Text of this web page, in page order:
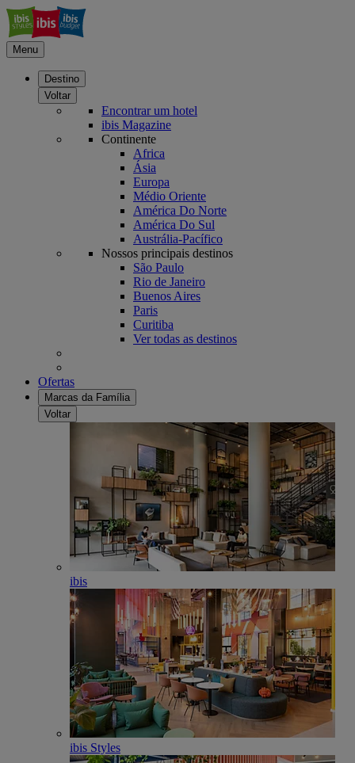
Menu
Destino
Voltar
Encontrar um hotel
ibis Magazine
Continente
Africa
Ásia
Europa
Médio Oriente
América Do Norte
América Do Sul
Austrália-Pacífico
Nossos principais destinos
São Paulo
Rio de Janeiro
Buenos Aires
Paris
Curitiba
Ver todas as destinos
Ofertas
Marcas da Família
Voltar
ibis
ibis Styles